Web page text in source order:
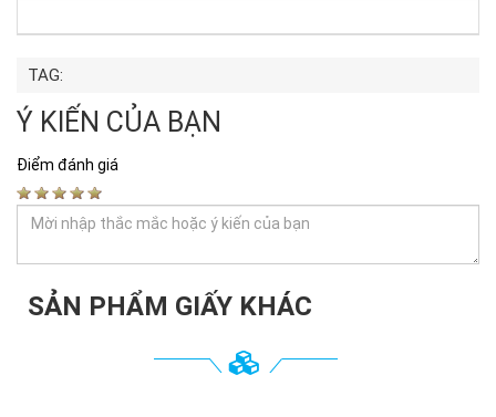
TAG:
Ý KIẾN CỦA BẠN
Điểm đánh giá
SẢN PHẨM GIẤY KHÁC